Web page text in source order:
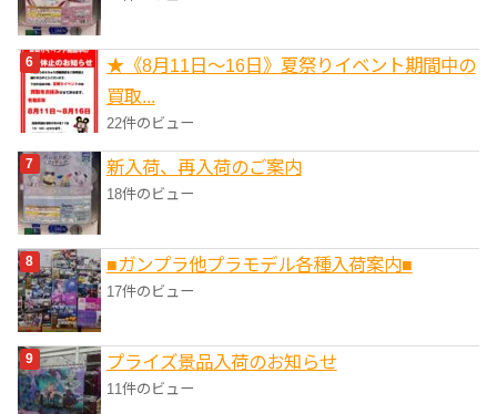
★《8月11日～16日》夏祭りイベント期間中の
買取...
22件のビュー
新入荷、再入荷のご案内
18件のビュー
■ガンプラ他プラモデル各種入荷案内■
17件のビュー
プライズ景品入荷のお知らせ
11件のビュー